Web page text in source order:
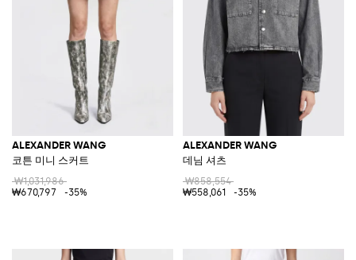
ALEXANDER WANG
코튼 미니 스커트
₩1,031,986
₩670,797
-35%
ALEXANDER WANG
데님 셔츠
₩858,554
₩558,061
-35%